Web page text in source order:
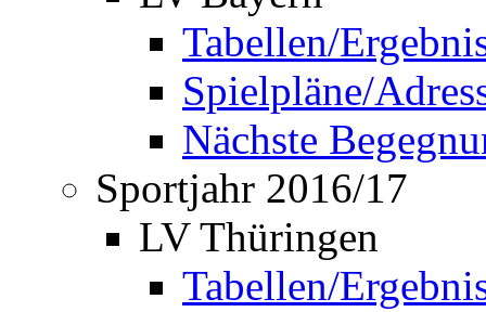
Tabellen/
Spielpläne/
Nächste
Sportjahr 2016/17
LV Thüringen
Tabellen/